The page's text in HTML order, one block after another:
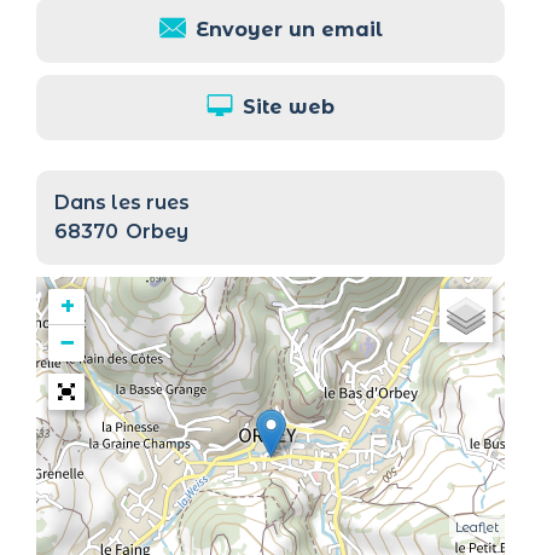
Envoyer un email
Site web
Dans les rues
68370 Orbey
+
−
Leaflet